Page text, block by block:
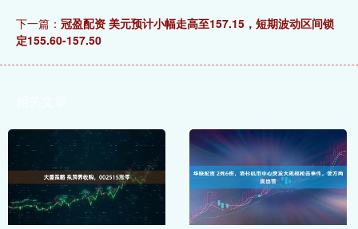
下一篇： 冠盈配资 美元预计小幅走高至157.15，短期波动区间锁
定155.60-157.50